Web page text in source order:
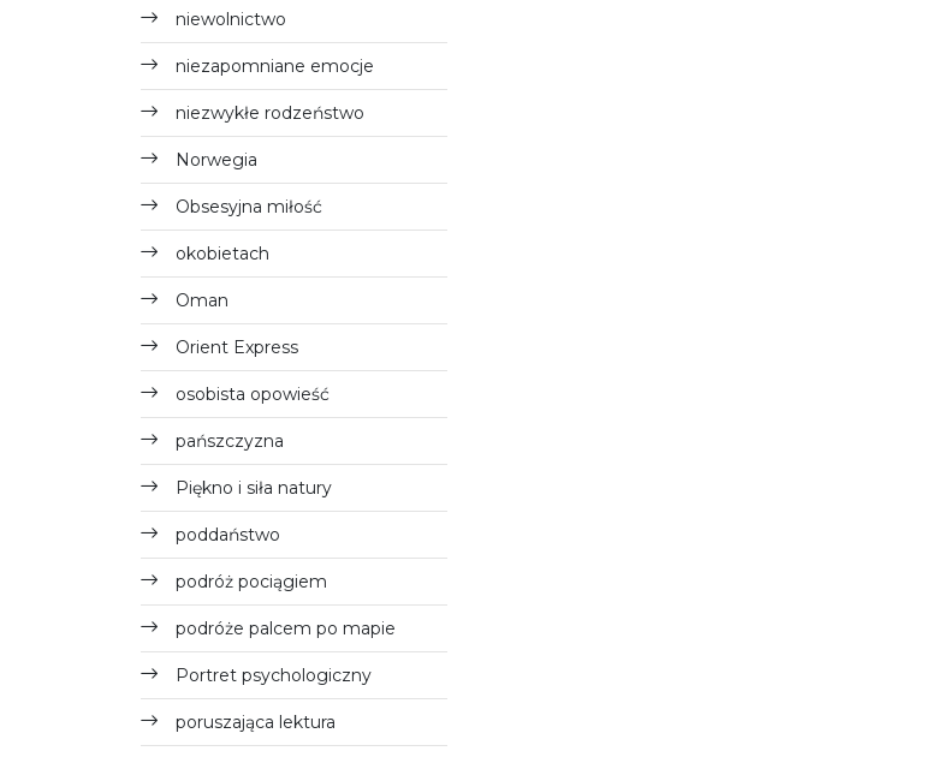
niewolnictwo
niezapomniane emocje
niezwykłe rodzeństwo
Norwegia
Obsesyjna miłość
okobietach
Oman
Orient Express
osobista opowieść
pańszczyzna
Piękno i siła natury
poddaństwo
podróż pociągiem
podróże palcem po mapie
Portret psychologiczny
poruszająca lektura